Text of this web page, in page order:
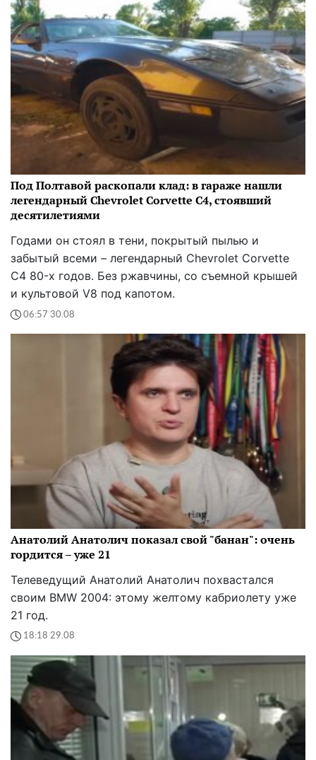
Под Полтавой раскопали клад: в гараже нашли
легендарный Chevrolet Corvette C4, стоявший
десятилетиями
Годами он стоял в тени, покрытый пылью и
забытый всеми – легендарный Chevrolet Corvette
C4 80-х годов. Без ржавчины, со съемной крышей
и культовой V8 под капотом.
06:57 30.08
Анатолий Анатолич показал свой "банан": очень
гордится – уже 21
Телеведущий Анатолий Анатолич похвастался
своим BMW 2004: этому желтому кабриолету уже
21 год.
18:18 29.08